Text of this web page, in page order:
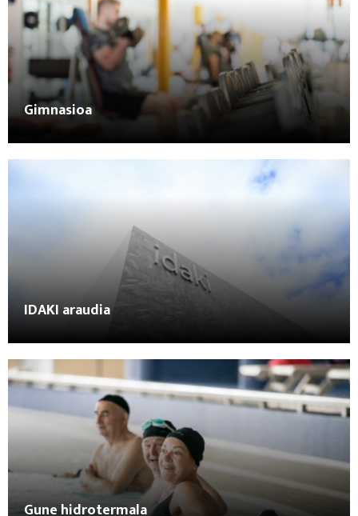
Gimnasioa
IDAKI araudia
Gune hidrotermala